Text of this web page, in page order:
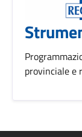
provinciale e